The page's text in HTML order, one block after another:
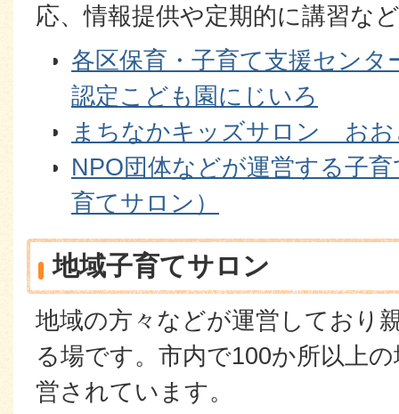
応、情報提供や定期的に講習な
各区保育・子育て支援センタ
認定こども園にじいろ
まちなかキッズサロン おお
NPO団体などが運営する子
育てサロン）
地域子育てサロン
地域の方々などが運営しており
る場です。市内で100か所以上
営されています。